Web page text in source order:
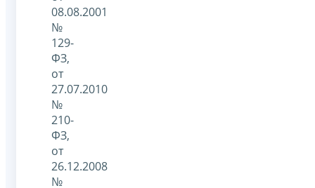
08.08.2001
№
129-
ФЗ,
от
27.07.2010
№
210-
ФЗ,
от
26.12.2008
№